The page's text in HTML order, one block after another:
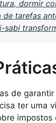
dormir
de tarefas
sabi
de
ter uma